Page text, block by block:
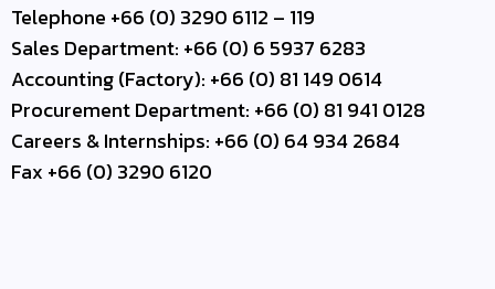
Telephone +66 (0) 3290 6112 – 119
Sales Department: +66 (0) 6 5937 6283
Accounting (Factory): +66 (0) 81 149 0614
Procurement Department: +66 (0) 81 941 0128
Careers & Internships: +66 (0) 64 934 2684
Fax +66 (0) 3290 6120